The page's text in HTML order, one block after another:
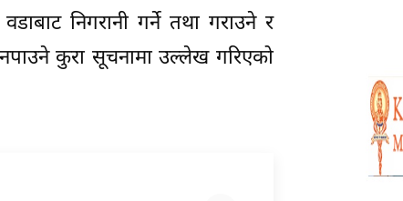
निगरानी गर्ने तथा गराउने र
कुरा सूचनामा उल्लेख गरिएको